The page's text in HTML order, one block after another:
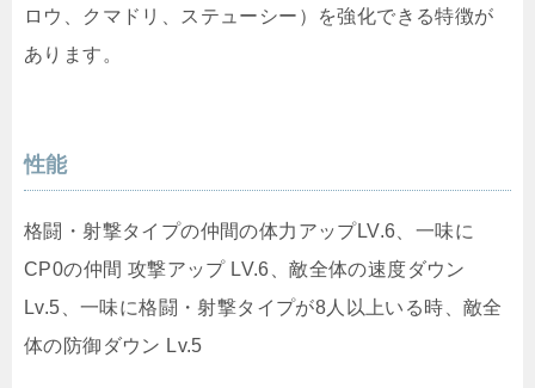
ロウ、クマドリ、ステューシー）を強化できる特徴が
あります。
性能
格闘・射撃タイプの仲間の体力アップLV.6、一味に
CP0の仲間 攻撃アップ LV.6、敵全体の速度ダウン
Lv.5、一味に格闘・射撃タイプが8人以上いる時、敵全
体の防御ダウン Lv.5